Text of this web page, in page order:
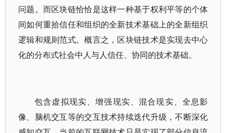
问题。而区块链恰恰是这样一种基于权利平等的个体
间如何重拾信任和组织的全新技术基础上的全新组织
逻辑和规则范式。概言之，区块链技术是实现去中心
化的分布式社会中人与人信任、协同的技术基础。
包含虚拟现实、增强现实、混合现实、全息影
像、脑机交互等的交互技术持续迭代升级，不断深化